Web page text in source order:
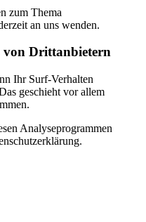
zum Thema
an uns wenden.
von Dritt­anbietern
Ihr Surf-Verhalten
geschieht vor allem
Analyseprogrammen